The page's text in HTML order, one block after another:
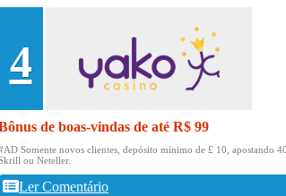
4
de boas-vindas de até R$ 99
Somente novos clientes, depósito mínimo de £ 10, apostando
ou Neteller.
Ler Comentário